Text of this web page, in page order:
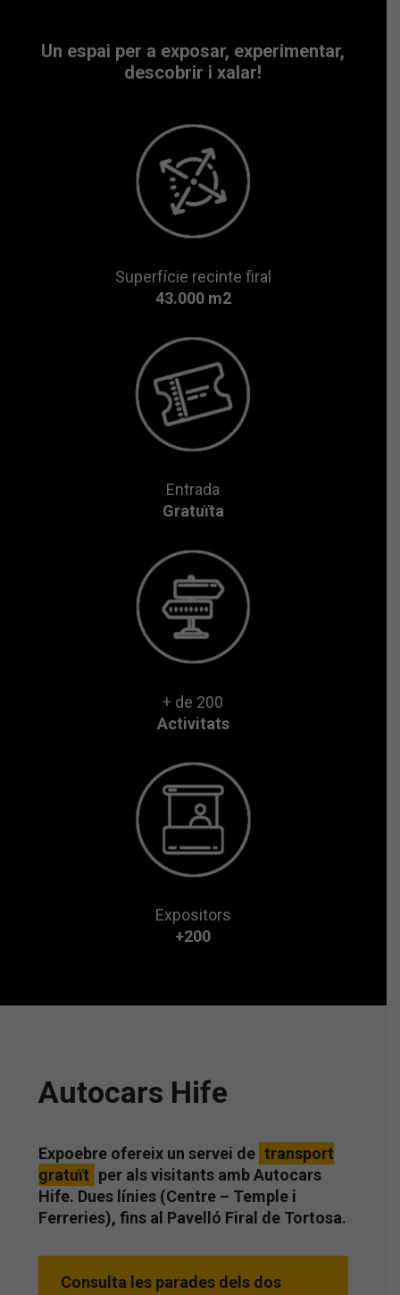
Un espai per a exposar, experimentar,
descobrir i xalar!
Superfície recinte firal
43.000 m2
Entrada
Gratuïta
+ de 200
Activitats
Expositors
+200
Autocars Hife
Expoebre ofereix un servei de transport
gratuït per als visitants amb Autocars
Hife. Dues línies (Centre – Temple i
Ferreries), fins al Pavelló Firal de Tortosa.
Consulta les parades dels dos